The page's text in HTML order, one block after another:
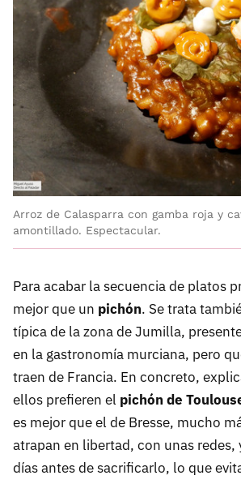
Arroz de Calasparra con gamba roja y
amontillado. Espectacular.
Para acabar la secuencia de platos
mejor que un pichón. Se trata
típica de la zona de Jumilla,
en la gastronomía murciana, pero
traen de Francia. En concreto,
ellos prefieren el pichón de
es mejor que el de Bresse, mucho
atrapan en libertad, con unas redes,
días antes de sacrificarlo, lo que